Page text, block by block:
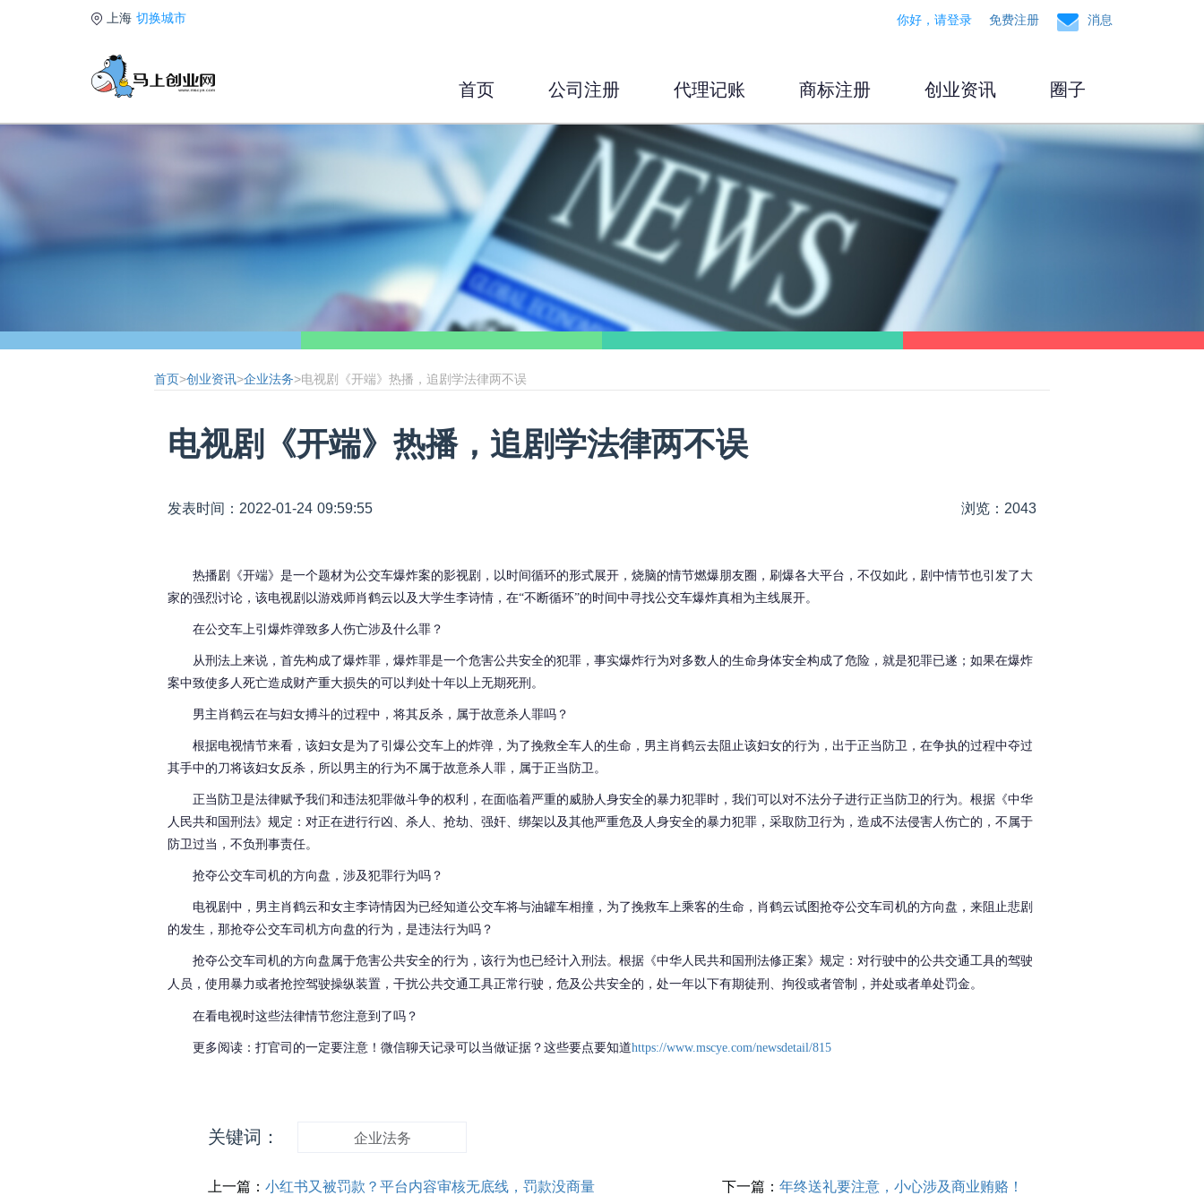
上海 切换城市 你好，请登录 免费注册 消息
首页 公司注册 代理记账 商标注册 创业资讯 圈子
首页>创业资讯>企业法务>电视剧《开端》热播，追剧学法律两不误
电视剧《开端》热播，追剧学法律两不误
发表时间：2022-01-24 09:59:55 浏览：2043
热播剧《开端》是一个题材为公交车爆炸案的影视剧，以时间循环的形式展开，烧脑的情节燃爆朋友圈，刷爆各大平台，不仅如此，剧中情节也引发了大
家的强烈讨论，该电视剧以游戏师肖鹤云以及大学生李诗情，在“不断循环”的时间中寻找公交车爆炸真相为主线展开。
在公交车上引爆炸弹致多人伤亡涉及什么罪？
从刑法上来说，首先构成了爆炸罪，爆炸罪是一个危害公共安全的犯罪，事实爆炸行为对多数人的生命身体安全构成了危险，就是犯罪已遂；如果在爆炸
案中致使多人死亡造成财产重大损失的可以判处十年以上无期死刑。
男主肖鹤云在与妇女搏斗的过程中，将其反杀，属于故意杀人罪吗？
根据电视情节来看，该妇女是为了引爆公交车上的炸弹，为了挽救全车人的生命，男主肖鹤云去阻止该妇女的行为，出于正当防卫，在争执的过程中夺过
其手中的刀将该妇女反杀，所以男主的行为不属于故意杀人罪，属于正当防卫。
正当防卫是法律赋予我们和违法犯罪做斗争的权利，在面临着严重的威胁人身安全的暴力犯罪时，我们可以对不法分子进行正当防卫的行为。根据《中华
人民共和国刑法》规定：对正在进行行凶、杀人、抢劫、强奸、绑架以及其他严重危及人身安全的暴力犯罪，采取防卫行为，造成不法侵害人伤亡的，不属于
防卫过当，不负刑事责任。
抢夺公交车司机的方向盘，涉及犯罪行为吗？
电视剧中， 男主肖鹤云和女主李诗情因为已经知道公交车将与油罐车相撞，为了挽救车上乘客的生命，肖鹤云试图抢夺公交车司机的方向盘，来阻止悲剧
的发生，那抢夺公交车司机方向盘的行为，是违法行为吗？
抢夺公交车司机的方向盘属于危害公共安全的行为， 该行为也已经计入刑法。根据 《中华人民共和国刑法修正案》 规定： 对行驶中的公共交通工具的驾驶
人员，使用暴力或者抢控驾驶操纵装置，干扰公共交通工具正常行驶，危及公共安全的，处一年以下有期徒刑、拘役或者管制，并处或者单处罚金。
在看电视时这些法律情节您注意到了吗？
更多阅读：打官司的一定要注意！微信聊天记录可以当做证据？这些要点要知道https://www.mscye.com/newsdetail/815
关键词： 企业法务
上一篇： 小红书又被罚款？平台内容审核无底线，罚款没商量 下一篇： 年终送礼要注意，小心涉及商业贿赂！